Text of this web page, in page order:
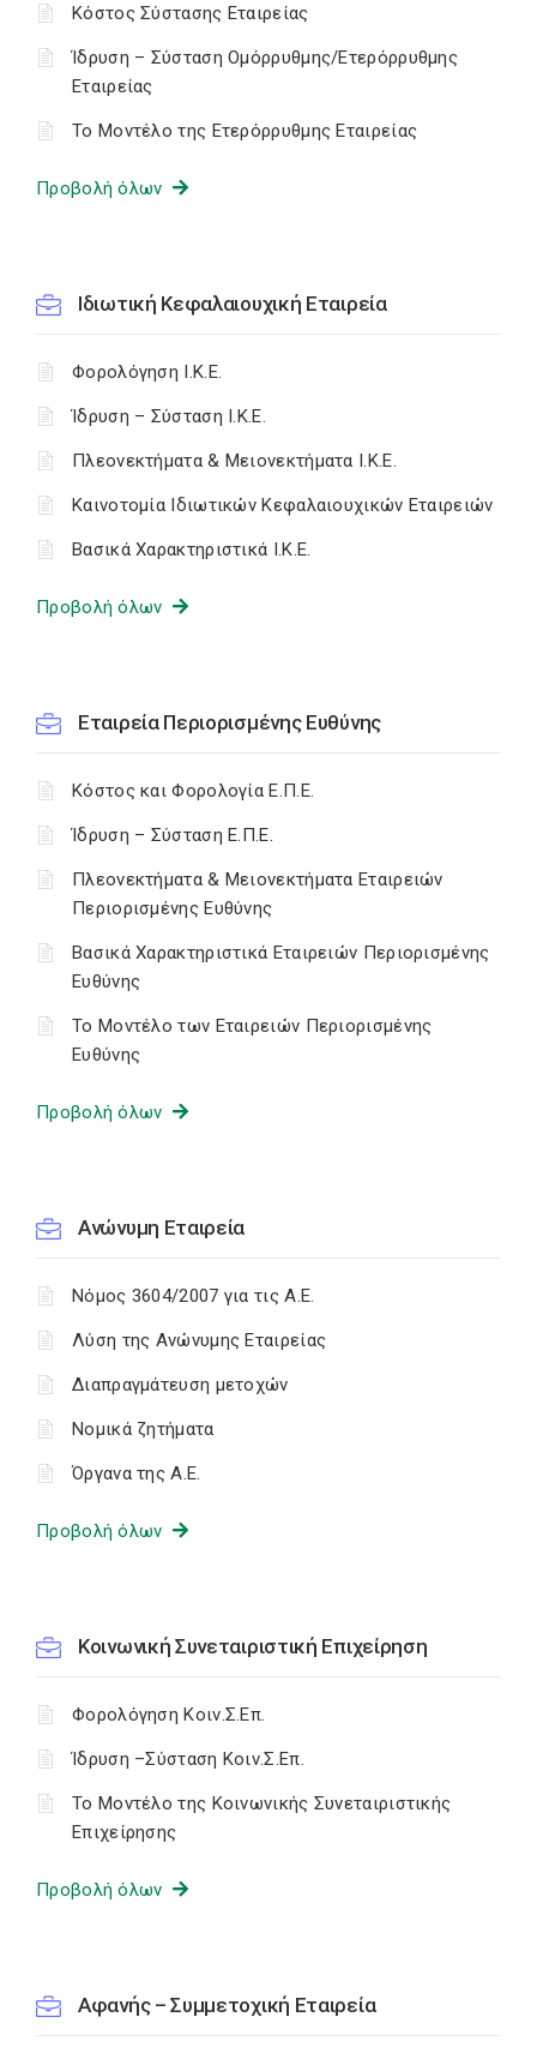
Κόστος Σύστασης Εταιρείας
Ίδρυση – Σύσταση Ομόρρυθμης/Ετερόρρυθμης
Εταιρείας
Το Μοντέλο της Ετερόρρυθμης Εταιρείας
Προβολή όλων
Ιδιωτική Κεφαλαιουχική Εταιρεία
Φορολόγηση Ι.Κ.Ε.
Ίδρυση – Σύσταση Ι.Κ.Ε.
Πλεονεκτήματα & Μειονεκτήματα I.K.E.
Καινοτομία Ιδιωτικών Κεφαλαιουχικών Εταιρειών
Βασικά Χαρακτηριστικά Ι.Κ.Ε.
Προβολή όλων
Εταιρεία Περιορισμένης Ευθύνης
Κόστος και Φορολογία Ε.Π.Ε.
Ίδρυση – Σύσταση Ε.Π.Ε.
Πλεονεκτήματα & Μειονεκτήματα Εταιρειών
Περιορισμένης Ευθύνης
Βασικά Χαρακτηριστικά Εταιρειών Περιορισμένης
Ευθύνης
Το Μοντέλο των Εταιρειών Περιορισμένης
Ευθύνης
Προβολή όλων
Ανώνυμη Εταιρεία
Nόμος 3604/2007 για τις Α.Ε.
Λύση της Ανώνυμης Εταιρείας
Διαπραγμάτευση μετοχών
Νομικά ζητήματα
Όργανα της Α.Ε.
Προβολή όλων
Κοινωνική Συνεταιριστική Επιχείρηση
Φορολόγηση Κοιν.Σ.Επ.
Ίδρυση –Σύσταση Κοιν.Σ.Επ.
Το Μοντέλο της Κοινωνικής Συνεταιριστικής
Επιχείρησης
Προβολή όλων
Αφανής – Συμμετοχική Εταιρεία